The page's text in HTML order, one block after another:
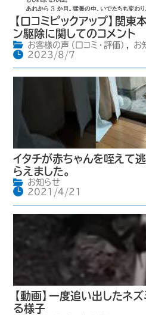
【口コミピックアップ】関東
ン駆除に関してのコメント
お客様の声（口コミ・評価）
お
2023/8/7
イタチが赤ちゃんを咥えて
らえました。
お知らせ
2021/4/21
【動画】一度追い出したネ
る様子